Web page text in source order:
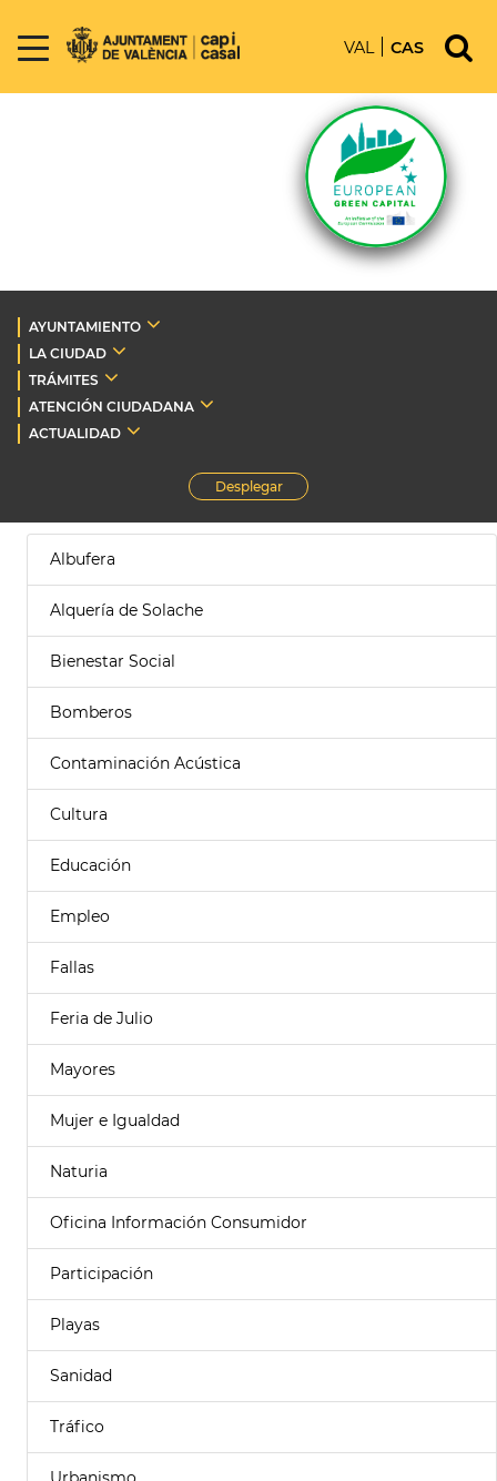
VAL CAS
AYUNTAMIENTO
LA CIUDAD
TRÁMITES
ATENCIÓN CIUDADANA
ACTUALIDAD
Desplegar
Albufera
Alquería de Solache
Bienestar Social
Bomberos
Contaminación Acústica
Cultura
Educación
Empleo
Fallas
Feria de Julio
Mayores
Mujer e Igualdad
Naturia
Oficina Información Consumidor
Participación
Playas
Sanidad
Tráfico